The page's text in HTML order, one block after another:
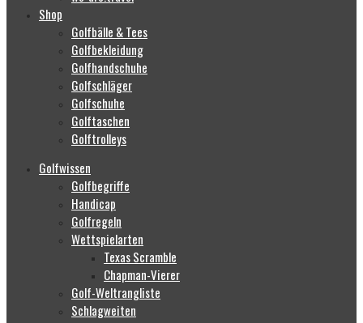
Shop
Golfbälle & Tees
Golfbekleidung
Golfhandschuhe
Golfschläger
Golfschuhe
Golftaschen
Golftrolleys
Golfwissen
Golfbegriffe
Handicap
Golfregeln
Wettspielarten
Texas Scramble
Chapman-Vierer
Golf-Weltrangliste
Schlagweiten